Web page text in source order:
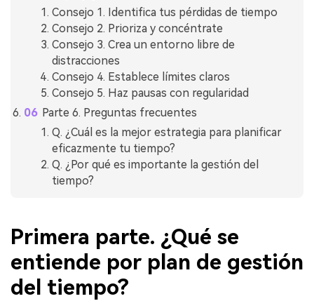
Consejo 1. Identifica tus pérdidas de tiempo
Consejo 2. Prioriza y concéntrate
Consejo 3. Crea un entorno libre de
distracciones
Consejo 4. Establece límites claros
Consejo 5. Haz pausas con regularidad
Parte 6. Preguntas frecuentes
Q. ¿Cuál es la mejor estrategia para planificar
eficazmente tu tiempo?
Q. ¿Por qué es importante la gestión del
tiempo?
Primera parte. ¿Qué se
entiende por plan de gestión
del tiempo?